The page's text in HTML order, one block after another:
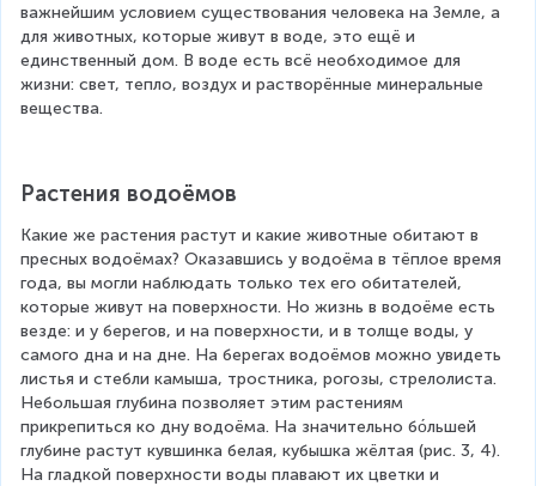
важнейшим условием существования человека на Земле, а
для животных, которые живут в воде, это ещё и
единственный дом. В воде есть всё необходимое для
жизни: свет, тепло, воздух и растворённые минеральные
вещества.
Растения водоёмов
Какие же растения растут и какие животные обитают в
пресных водоёмах? Оказавшись у водоёма в тёплое время
года, вы могли наблюдать только тех его обитателей,
которые живут на поверхности. Но жизнь в водоёме есть
везде: и у берегов, и на поверхности, и в толще воды, у
самого дна и на дне. На берегах водоёмов можно увидеть
листья и стебли камыша, тростника, рогозы, стрелолиста.
Небольшая глубина позволяет этим растениям
прикрепиться ко дну водоёма. На значительно бо́льшей
глубине растут кувшинка белая, кубышка жёлтая (рис. 3, 4).
На гладкой поверхности воды плавают их цветки и